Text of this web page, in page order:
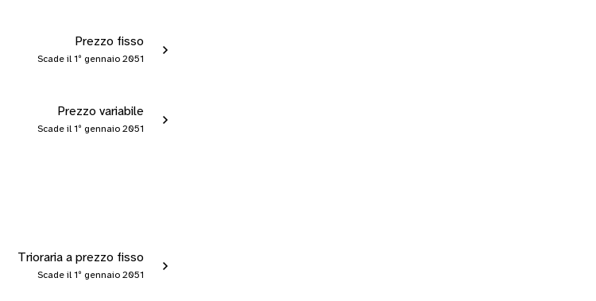
Prezzo fisso
Scade il 1º gennaio 2051
Prezzo variabile
Scade il 1º gennaio 2051
Trioraria a prezzo fisso
Scade il 1º gennaio 2051